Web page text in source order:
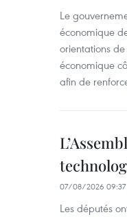
Le
économique
orientations
économique
afin de
07/08/2026 09:37
Les députés